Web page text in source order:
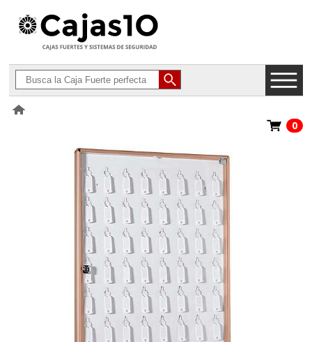
BTV Portallaves Puerta Transparente
0